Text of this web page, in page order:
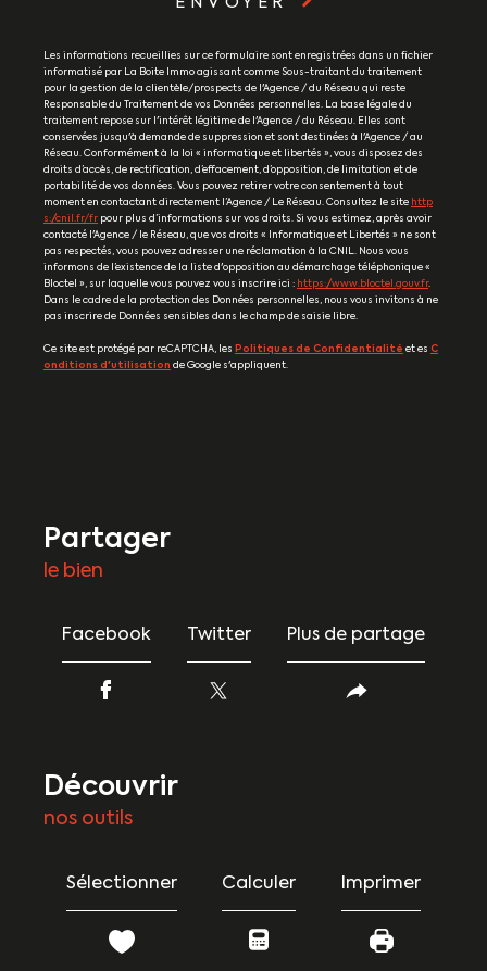
Les informations recueillies sur ce formulaire sont enregistrées dans un fichier
informatisé par La Boite Immo agissant comme Sous-traitant du traitement
pour la gestion de la clientèle/prospects de l'Agence / du Réseau qui reste
Responsable du Traitement de vos Données personnelles. La base légale du
traitement repose sur l'intérêt légitime de l'Agence / du Réseau. Elles sont
conservées jusqu'à demande de suppression et sont destinées à l'Agence / au
Réseau. Conformément à la loi « informatique et libertés », vous disposez des
droits d’accès, de rectification, d’effacement, d’opposition, de limitation et de
portabilité de vos données. Vous pouvez retirer votre consentement à tout
moment en contactant directement l’Agence / Le Réseau. Consultez le site http
s://cnil.fr/fr pour plus d’informations sur vos droits. Si vous estimez, après avoir
contacté l'Agence / le Réseau, que vos droits « Informatique et Libertés » ne sont
pas respectés, vous pouvez adresser une réclamation à la CNIL. Nous vous
informons de l’existence de la liste d'opposition au démarchage téléphonique «
Bloctel », sur laquelle vous pouvez vous inscrire ici : https://www.bloctel.gouv.fr.
Dans le cadre de la protection des Données personnelles, nous vous invitons à ne
pas inscrire de Données sensibles dans le champ de saisie libre.
Ce site est protégé par reCAPTCHA, les Politiques de Confidentialité et es C
onditions d'utilisation de Google s'appliquent.
partager
le bien
Facebook Twitter Plus de partage
découvrir
nos outils
Sélectionner Calculer Imprimer